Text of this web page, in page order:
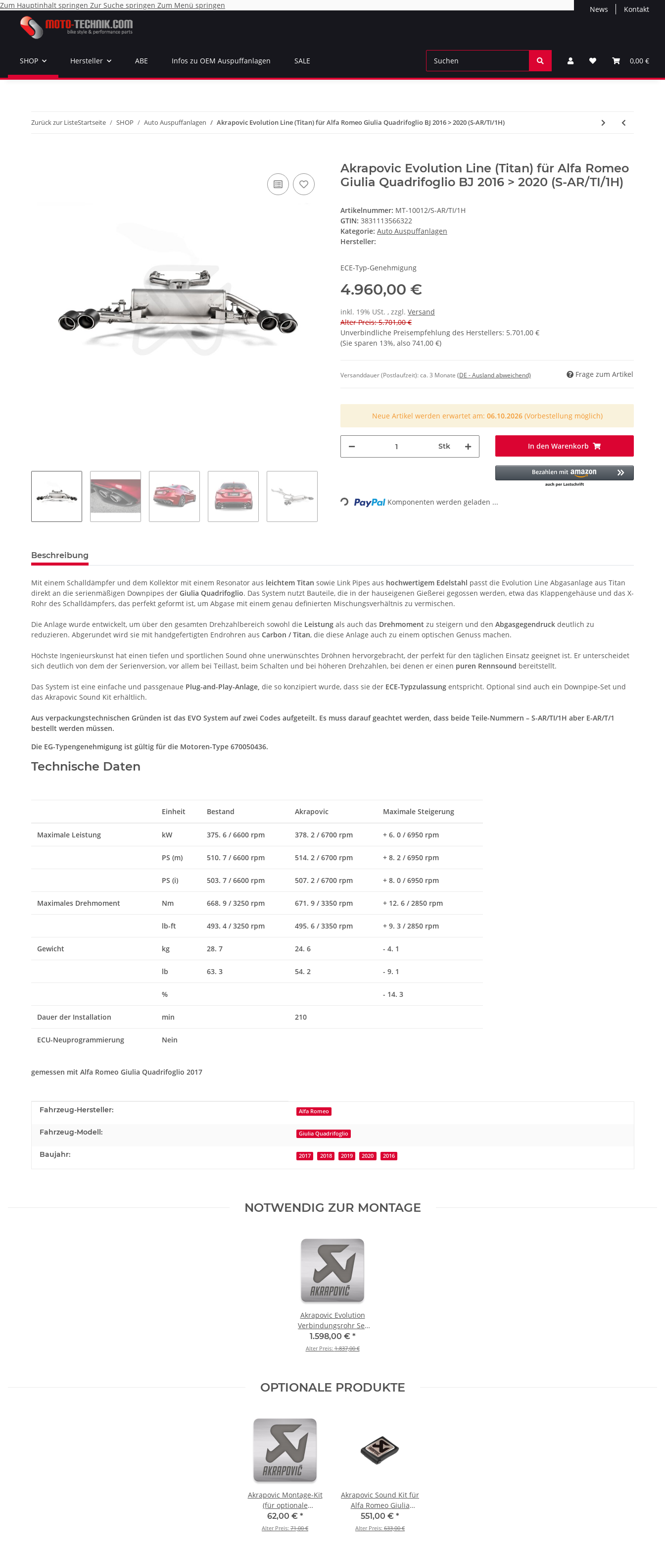
Zum Hauptinhalt springen Zur Suche springen Zum Menü springen News Kontakt
0,00 €
SHOP Hersteller ABE Infos zu OEM Auspuffanlagen SALE
Zurück zur ListeStartseite SHOP Auto Auspuffanlagen Akrapovic Evolution Line (Titan) für Alfa Romeo Giulia Quadrifoglio BJ 2016 > 2020 (S-AR/TI/1H)
Akrapovic Evolution Line (Titan) für Alfa Romeo
Giulia Quadrifoglio BJ 2016 > 2020 (S-AR/TI/1H)
Artikelnummer: MT-10012/S-AR/TI/1H
GTIN: 3831113566322
Kategorie: Auto Auspuffanlagen
Hersteller:
ECE-Typ-Genehmigung
4.960,00 €
inkl. 19% USt. , zzgl. Versand
Alter Preis: 5.701,00 €
Unverbindliche Preisempfehlung des Herstellers: 5.701,00 €
(Sie sparen 13%, also 741,00 €)
Versanddauer (Postlaufzeit):ca. 3 Monate (DE - Ausland abweichend) Frage zum Artikel
Neue Artikel werden erwartet am: 06.10.2026(Vorbestellung möglich)
Stk In den Warenkorb
Loading... Komponenten werden geladen ...
Beschreibung
Mit einem Schalldämpfer und dem Kollektor mit einem Resonator aus leichtem Titan sowie Link Pipes aus hochwertigem Edelstahl passt die Evolution Line Abgasanlage aus Titan
direkt an die serienmäßigen Downpipes der Giulia Quadrifoglio. Das System nutzt Bauteile, die in der hauseigenen Gießerei gegossen werden, etwa das Klappengehäuse und das X-
Rohr des Schalldämpfers, das perfekt geformt ist, um Abgase mit einem genau definierten Mischungsverhältnis zu vermischen.
Die Anlage wurde entwickelt, um über den gesamten Drehzahlbereich sowohl die Leistung als auch das Drehmoment zu steigern und den Abgasgegendruck deutlich zu
reduzieren. Abgerundet wird sie mit handgefertigten Endrohren aus Carbon / Titan, die diese Anlage auch zu einem optischen Genuss machen.
Höchste Ingenieurskunst hat einen tiefen und sportlichen Sound ohne unerwünschtes Dröhnen hervorgebracht, der perfekt für den täglichen Einsatz geeignet ist. Er unterscheidet
sich deutlich von dem der Serienversion, vor allem bei Teillast, beim Schalten und bei höheren Drehzahlen, bei denen er einen puren Rennsound bereitstellt.
Das System ist eine einfache und passgenaue Plug-and-Play-Anlage, die so konzipiert wurde, dass sie der ECE-Typzulassung entspricht. Optional sind auch ein Downpipe-Set und
das Akrapovic Sound Kit erhältlich.
Aus verpackungstechnischen Gründen ist das EVO System auf zwei Codes aufgeteilt. Es muss darauf geachtet werden, dass beide Teile-Nummern – S-AR/TI/1H aber E-AR/T/1
bestellt werden müssen.
Die EG-Typengenehmigung ist gültig für die Motoren-Type 670050436.
Technische Daten
Einheit Bestand Akrapovic Maximale Steigerung
Maximale Leistung kW 375. 6 / 6600 rpm 378. 2 / 6700 rpm + 6. 0 / 6950 rpm
PS (m) 510. 7 / 6600 rpm 514. 2 / 6700 rpm + 8. 2 / 6950 rpm
PS (i) 503. 7 / 6600 rpm 507. 2 / 6700 rpm + 8. 0 / 6950 rpm
Maximales Drehmoment Nm 668. 9 / 3250 rpm 671. 9 / 3350 rpm + 12. 6 / 2850 rpm
lb-ft 493. 4 / 3250 rpm 495. 6 / 3350 rpm + 9. 3 / 2850 rpm
Gewicht kg 28. 7 24. 6 - 4. 1
lb 63. 3 54. 2 - 9. 1
% - 14. 3
Dauer der Installation min 210
ECU-Neuprogrammierung Nein
gemessen mit Alfa Romeo Giulia Quadrifoglio 2017
Produkteigenschaft
Wert
Fahrzeug-Hersteller: Alfa Romeo
Fahrzeug-Modell: Giulia Quadrifoglio
Baujahr: 2017 2018 2019 2020 2016
NOTWENDIG ZUR MONTAGE
Akrapovic Evolution
Verbindungsrohr Set
(Titan) für Alfa Romeo
Giulia Quadrifoglio BJ
1.598,00 € *
Alter Preis:1.837,00 €
OPTIONALE PRODUKTE
Akrapovic Montage-Kit
(für optionale
Downpipe) für Alfa
Romeo Giulia
62,00 € *
Alter Preis: 71,00 €
Akrapovic Sound Kit für
Alfa Romeo Giulia
Quadrifoglio BJ 2016 >
2020 (P-HF1160)
551,00 € *
Alter Preis: 633,00 €